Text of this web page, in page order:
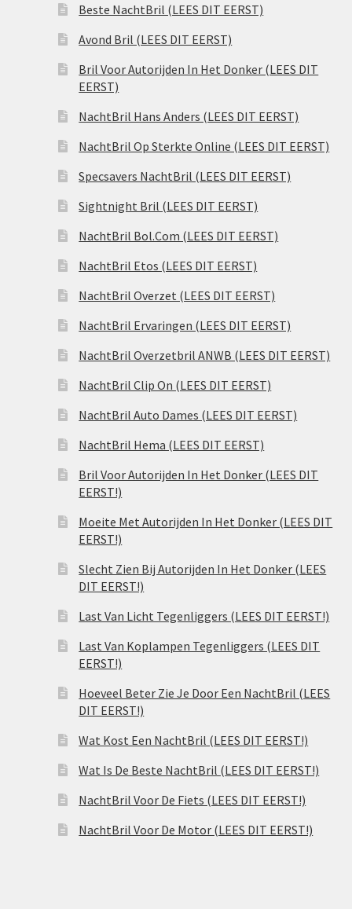
Beste NachtBril (LEES DIT EERST)
Avond Bril (LEES DIT EERST)
Bril Voor Autorijden In Het Donker (LEES DIT
EERST)
NachtBril Hans Anders (LEES DIT EERST)
NachtBril Op Sterkte Online (LEES DIT EERST)
Specsavers NachtBril (LEES DIT EERST)
Sightnight Bril (LEES DIT EERST)
NachtBril Bol.Com (LEES DIT EERST)
NachtBril Etos (LEES DIT EERST)
NachtBril Overzet (LEES DIT EERST)
NachtBril Ervaringen (LEES DIT EERST)
NachtBril Overzetbril ANWB (LEES DIT EERST)
NachtBril Clip On (LEES DIT EERST)
NachtBril Auto Dames (LEES DIT EERST)
NachtBril Hema (LEES DIT EERST)
Bril Voor Autorijden In Het Donker (LEES DIT
EERST!)
Moeite Met Autorijden In Het Donker (LEES DIT
EERST!)
Slecht Zien Bij Autorijden In Het Donker (LEES
DIT EERST!)
Last Van Licht Tegenliggers (LEES DIT EERST!)
Last Van Koplampen Tegenliggers (LEES DIT
EERST!)
Hoeveel Beter Zie Je Door Een NachtBril (LEES
DIT EERST!)
Wat Kost Een NachtBril (LEES DIT EERST!)
Wat Is De Beste NachtBril (LEES DIT EERST!)
NachtBril Voor De Fiets (LEES DIT EERST!)
NachtBril Voor De Motor (LEES DIT EERST!)